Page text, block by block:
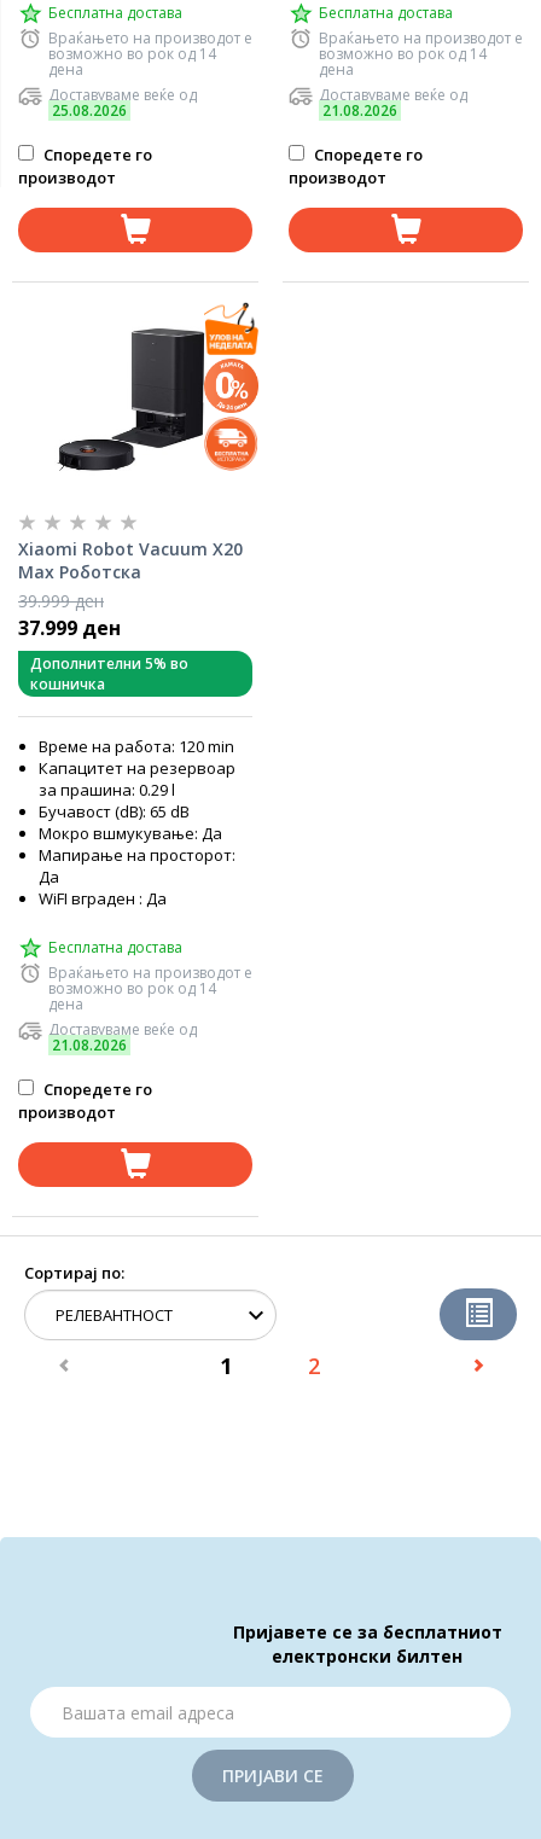
Бесплатна достава
Враќањето на производот е
возможно во рок од 14
дена
Доставуваме веќе од
25.08.2026
Споредете го
производот
Бесплатна достава
Враќањето на производот е
возможно во рок од 14
дена
Доставуваме веќе од
21.08.2026
Споредете го
производот
Xiaomi Robot Vacuum X20
Max Роботска
правосмукалка
39.999 ден
37.999 ден
Дополнителни 5% во
кошничка
Време на работа: 120 min
Капацитет на резервоар
за прашина: 0.29 l
Бучавост (dB): 65 dB
Мокро вшмукување: Да
Мапирање на просторот:
Да
WiFI вграден : Да
Бесплатна достава
Враќањето на производот е
возможно во рок од 14
дена
Доставуваме веќе од
21.08.2026
Споредете го
производот
Сортирај по:
1 2
Пријавете се за бесплатниот
електронски билтен
ПРИЈАВИ СЕ